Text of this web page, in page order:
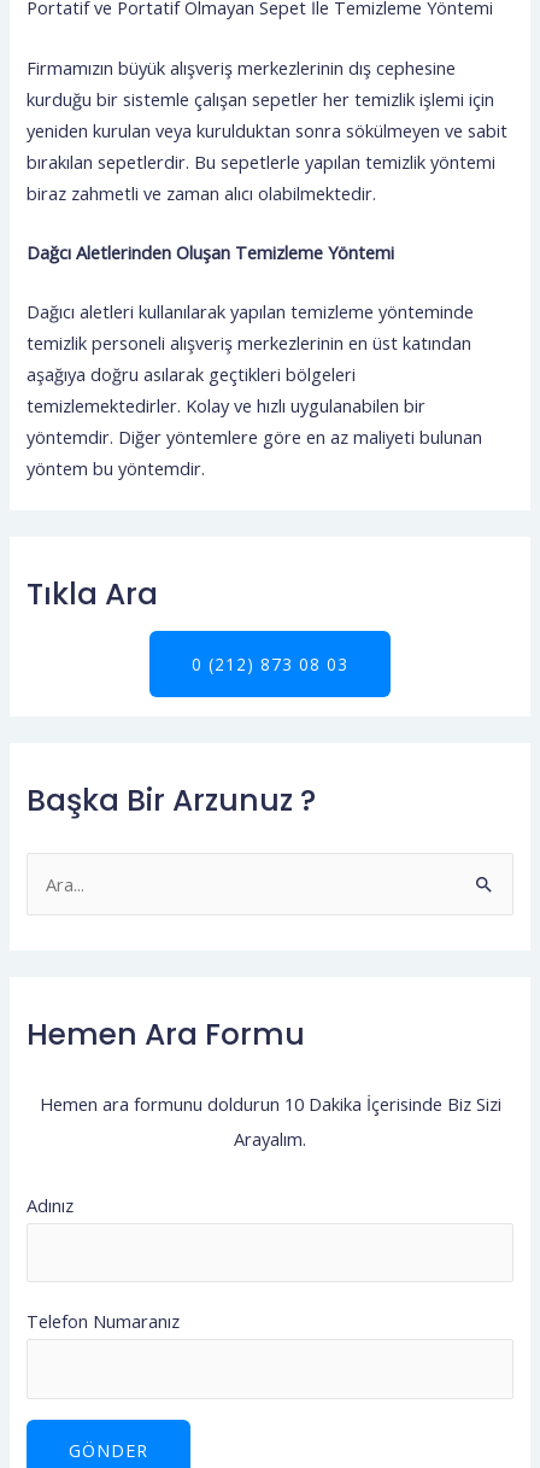
Portatif ve Portatif Olmayan Sepet İle Temizleme Yöntemi
Firmamızın büyük alışveriş merkezlerinin dış cephesine
kurduğu bir sistemle çalışan sepetler her temizlik işlemi için
yeniden kurulan veya kurulduktan sonra sökülmeyen ve sabit
bırakılan sepetlerdir. Bu sepetlerle yapılan temizlik yöntemi
biraz zahmetli ve zaman alıcı olabilmektedir.
Dağcı Aletlerinden Oluşan Temizleme Yöntemi
Dağıcı aletleri kullanılarak yapılan temizleme yönteminde
temizlik personeli alışveriş merkezlerinin en üst katından
aşağıya doğru asılarak geçtikleri bölgeleri
temizlemektedirler. Kolay ve hızlı uygulanabilen bir
yöntemdir. Diğer yöntemlere göre en az maliyeti bulunan
yöntem bu yöntemdir.
Tıkla Ara
0 (212) 873 08 03
Başka Bir Arzunuz ?
e
c
:
Hemen Ara Formu
Hemen ara formunu doldurun 10 Dakika İçerisinde Biz Sizi
Arayalım.
Adınız
Telefon Numaranız